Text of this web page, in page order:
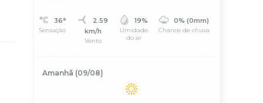
36°
Sensação
2.59
km/h
Vento
19%
Umidade
do ar
0% (0mm)
Chance de chuva
Amanhã (09/08)